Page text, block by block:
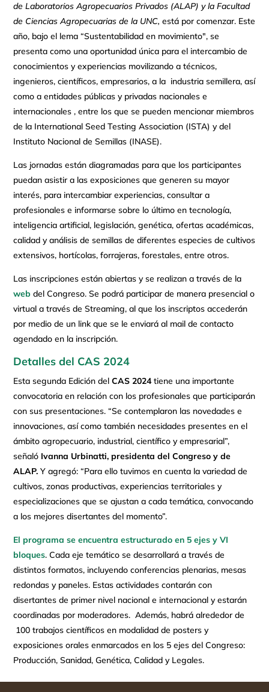
de Laboratorios Agropecuarios Privados (ALAP) y la Facultad
de Ciencias Agropecuarias de la UNC, está por comenzar. Este
año, bajo el lema “Sustentabilidad en movimiento", se
presenta como una oportunidad única para el intercambio de
conocimientos y experiencias movilizando a técnicos,
ingenieros, científicos, empresarios, a la industria semillera, así
como a entidades públicas y privadas nacionales e
internacionales , entre los que se pueden mencionar miembros
de la International Seed Testing Association (ISTA) y del
Instituto Nacional de Semillas (INASE).
Las jornadas están diagramadas para que los participantes
puedan asistir a las exposiciones que generen su mayor
interés, para intercambiar experiencias, consultar a
profesionales e informarse sobre lo último en tecnología,
inteligencia artificial, legislación, genética, ofertas académicas,
calidad y análisis de semillas de diferentes especies de cultivos
extensivos, hortícolas, forrajeras, forestales, entre otros.
Las inscripciones están abiertas y se realizan a través de la
web del Congreso. Se podrá participar de manera presencial o
virtual a través de Streaming, al que los inscriptos accederán
por medio de un link que se le enviará al mail de contacto
agendado en la inscripción.
Detalles del CAS 2024
Esta segunda Edición delCAS 2024tiene una importante
convocatoria en relación con los profesionales que participarán
con sus presentaciones. “Se contemplaron las novedades e
innovaciones, así como también necesidades presentes en el
ámbito agropecuario, industrial, científico y empresarial”,
señaló Ivanna Urbinatti, presidenta del Congreso y de
ALAP. Y agregó: “Para ello tuvimos en cuenta la variedad de
cultivos, zonas productivas, experiencias territoriales y
especializaciones que se ajustan a cada temática, convocando
a los mejores disertantes del momento”.
El programa se encuentra estructurado en 5 ejes y VI
bloques. Cada eje temático se desarrollará a través de
distintos formatos, incluyendo conferencias plenarias, mesas
redondas y paneles. Estas actividades contarán con
disertantes de primer nivel nacional e internacional y estarán
coordinadas por moderadores. Además, habrá alrededor de
100 trabajos científicos en modalidad de posters y
exposiciones orales enmarcados en los 5 ejes del Congreso:
Producción, Sanidad, Genética, Calidad y Legales.